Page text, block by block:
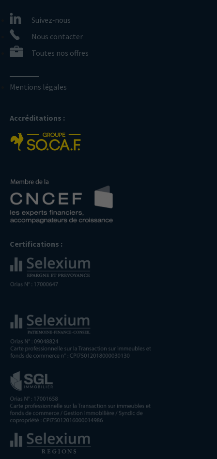
Suivez‑nous
Nous contacter
Toutes nos offres
Mentions légales
Accréditations :
Certifications :